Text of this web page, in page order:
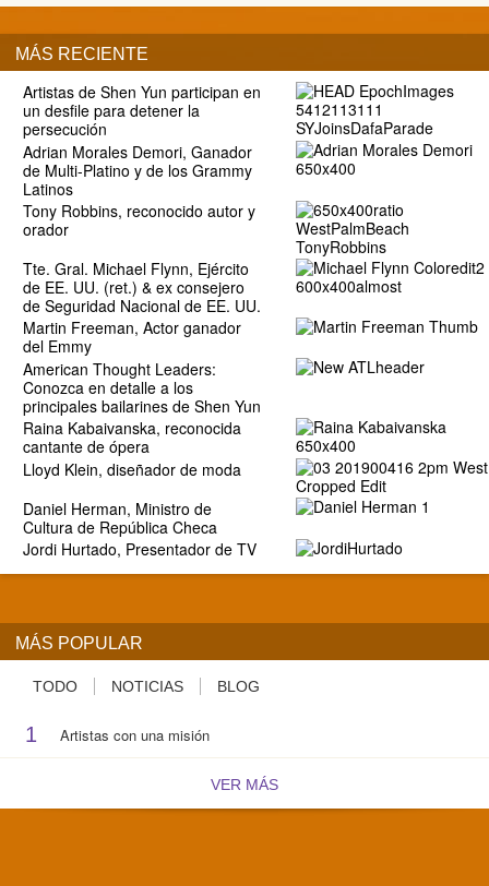
MÁS RECIENTE
Artistas de Shen Yun participan en
un desfile para detener la
persecución
Adrian Morales Demori, Ganador
de Multi-Platino y de los Grammy
Latinos
Tony Robbins, reconocido autor y
orador
Tte. Gral. Michael Flynn, Ejército
de EE. UU. (ret.) & ex consejero
de Seguridad Nacional de EE. UU.
Martin Freeman, Actor ganador
del Emmy
American Thought Leaders:
Conozca en detalle a los
principales bailarines de Shen Yun
Raina Kabaivanska, reconocida
cantante de ópera
Lloyd Klein, diseñador de moda
Daniel Herman, Ministro de
Cultura de República Checa
Jordi Hurtado, Presentador de TV
MÁS POPULAR
TODO NOTICIAS BLOG
1 Artistas con una misión
VER MÁS